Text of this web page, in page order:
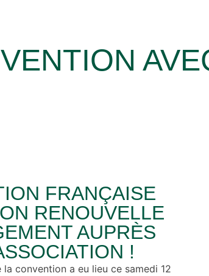
FRANÇAISE
RENOUVELLE
AUPRÈS
!
convention a eu lieu ce samedi 12